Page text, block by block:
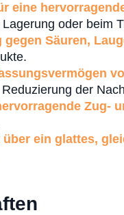
eine
oder beim
gegen Säuren,
der
Zug-
ein glattes,